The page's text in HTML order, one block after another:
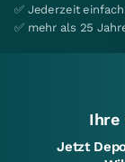
✅ Jederzeit
✅ mehr als 25
Ihre
Jetzt